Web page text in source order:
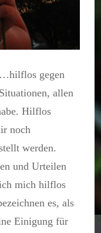
gegen
allen
Hilflos
noch
werden.
und Urteilen
mich hilflos
es, als
Einigung für